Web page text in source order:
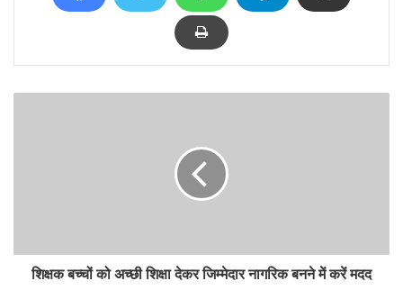
शिक्षक बच्चों को अच्छी शिक्षा देकर जिम्मेदार नागरिक बनने में करें मदद